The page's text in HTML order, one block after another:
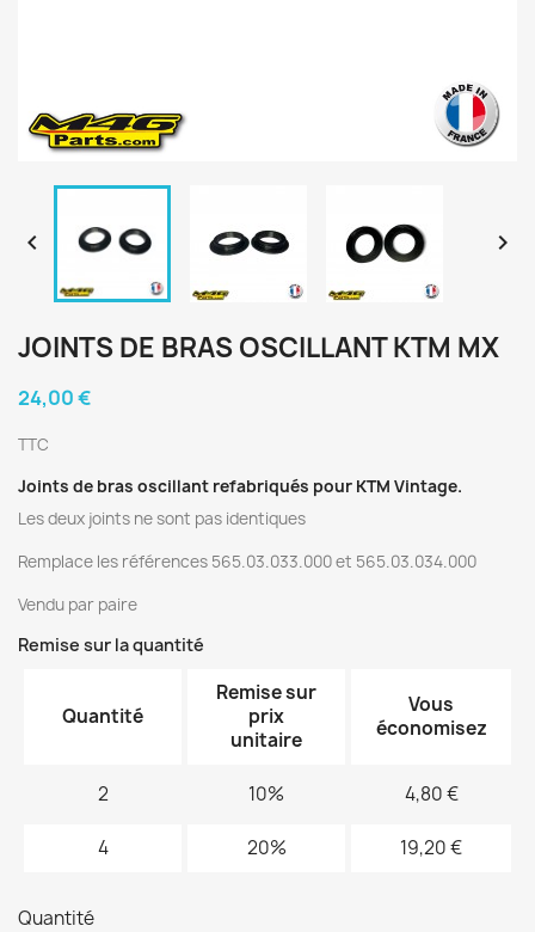
 
JOINTS DE BRAS OSCILLANT KTM MX
24,00 €
TTC
Joints de bras oscillant refabriqués pour KTM Vintage.
Les deux joints ne sont pas identiques
Remplace les références 565.03.033.000 et 565.03.034.000
Vendu par paire
Remise sur la quantité
Quantité
Remise sur
prix
unitaire
Vous
économisez
2 10% 4,80 €
4 20% 19,20 €
Quantité